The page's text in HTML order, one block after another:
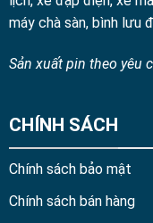
máy chà sàn, bình lưu
Sản xuất pin theo yêu
CHÍNH SÁCH
Chính sách bảo mật
Chính sách bán hàng